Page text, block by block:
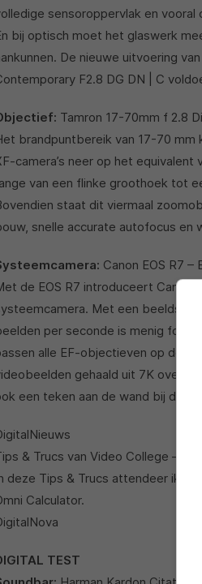
sensoroppervlak en
bij optisch moet het glaswerk
De nieuwe uitvoering
F2.8 DG DN | C
Tamron 17-70mm f 2.8
brandpuntbereik van 17-70
camera’s neer op het
van een flinke groothoek tot
staat dit viermaal
snelle accurate autofocus en
Canon EOS R7
de EOS R7 introduceert Canon
Met een
per seconde is menig
alle EF-objectieven op de
gehaald uit 7K
een teken aan de wand bij de
& Trucs van Video College –
deze Tips & Trucs attendeer ik
Calculator.
TEST